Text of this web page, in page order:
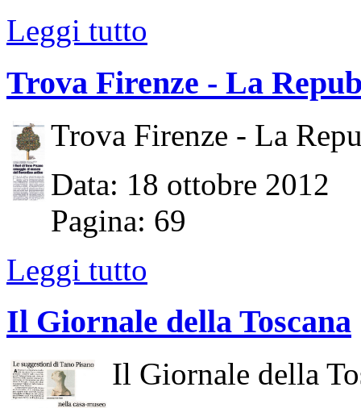
Leggi tutto
Trova Firenze - La
Trova Firenze - La
Data: 18 ottobre 2012
Pagina: 69
Leggi tutto
Il Giornale della Toscana
Il Giornale della